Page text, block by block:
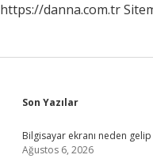
Ne
https://danna.com.tr
Sidebar
Son Yazılar
Bilgisayar ekranı neden
Ağustos 6, 2026